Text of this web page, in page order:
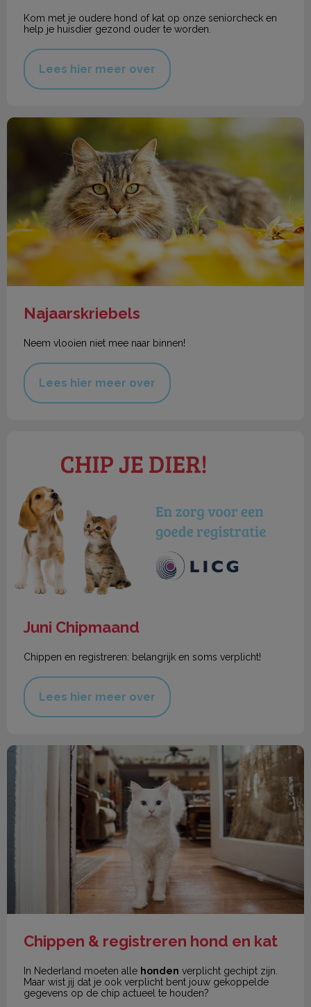
Kom met je oudere hond of kat op onze seniorcheck en
help je huisdier gezond ouder te worden.
Lees hier meer over
Najaarskriebels
Najaarskriebels
Neem vlooien niet mee naar binnen!
Lees hier meer over
Juni Chipmaand
Chippen en registreren: belangrijk en soms verplicht!
Lees hier meer over
Chippen & registreren hond en kat
Chippen & registreren hond en kat
In Nederland moeten alle honden verplicht gechipt zijn.
Maar wist jij dat je ook verplicht bent jouw gekoppelde
gegevens op de chip actueel te houden?